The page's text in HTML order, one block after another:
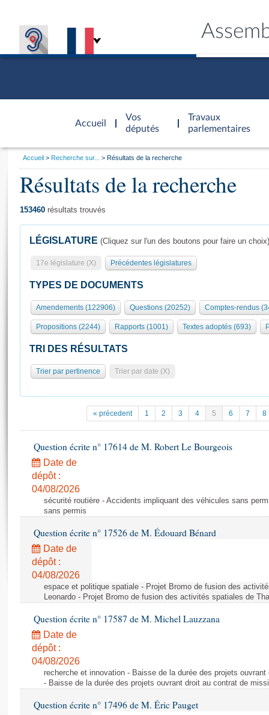
Accueil
d'accueil
Vos
députés
Travaux
parlementaires
Présidence
577 députés
Groupes politiques
Séance publique
Commissions et autres organes
Europe et International
Pétitions
Projets de loi
Propositions de loi
Amendements
Textes adoptés
Rapports législatifs
Rapports sur l'application des lois
Baromètre de l’application des lois
Dossiers législatifs
Budget et sécurité sociale
Questions écrites et orales
Comptes rendus des débats
Général
Rôle et pouvoirs de l'Assemblée
Organisation de l'Assemblée
Présidence Conférence des Présidents Bureau Collège des
Statistiques et chiffres clés
Documents de référence
( Constitution | Règlement de l'Assemblée ... )
Histoire
Juniors
Anciennes législatures
Visiter l'Assemblée
Visite virtuelle du palais Bourbon
Assister à une séance
La Bibliothèque
Contacts et plan d'accès
Photos libres de droit
Vous
Accueil Recherche sur... Résultats de la recherche
Résultats de la recherche
153460 résultats trouvés
LÉGISLATURE (Cliquez sur l'un des boutons pour faire un choix)
17e législature (X) Précédentes législatures
TYPES DE DOCUMENTS
Amendements (122906) Questions (20252) Comptes-rendus
Propositions (2244) Rapports (1001) Textes adoptés (693)
TRI DES RÉSULTATS
Trier par pertinence Trier par date (X)
« précedent 1 2 3 4 5 6 7 8
Question écrite n° 17614 de M. Robert Le Bourgeois
Date de
dépôt :
04/08/2026
sécurité routière - Accidents impliquant des véhicules sans
sans permis
Question écrite n° 17526 de M. Édouard Bénard
Date de
dépôt :
04/08/2026
espace et politique spatiale - Projet Bromo de fusion des
Leonardo - Projet Bromo de fusion des activités spatiales de
Question écrite n° 17587 de M. Michel Lauzzana
Date de
dépôt :
04/08/2026
recherche et innovation - Baisse de la durée des projets
- Baisse de la durée des projets ouvrant droit au contrat de
Question écrite n° 17496 de M. Éric Pauget